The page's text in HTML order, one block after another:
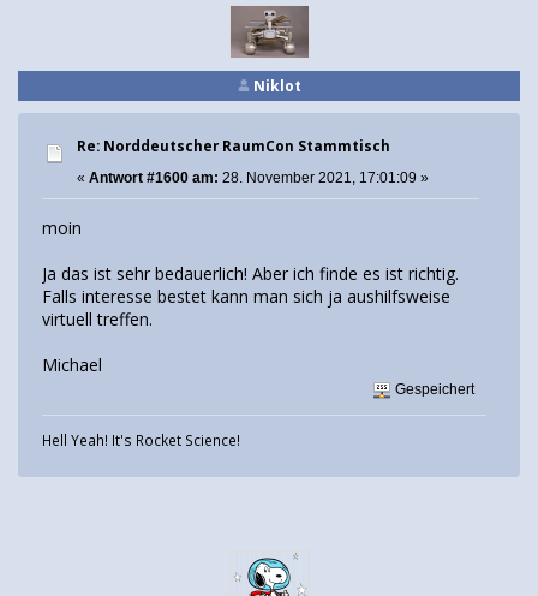
Niklot
Re: Norddeutscher RaumCon Stammtisch
« Antwort #1600 am: 28. November 2021, 17:01:09 »
moin
Ja das ist sehr bedauerlich! Aber ich finde es ist richtig.
Falls interesse bestet kann man sich ja aushilfsweise
virtuell treffen.
Michael
Gespeichert
Hell Yeah! It's Rocket Science!